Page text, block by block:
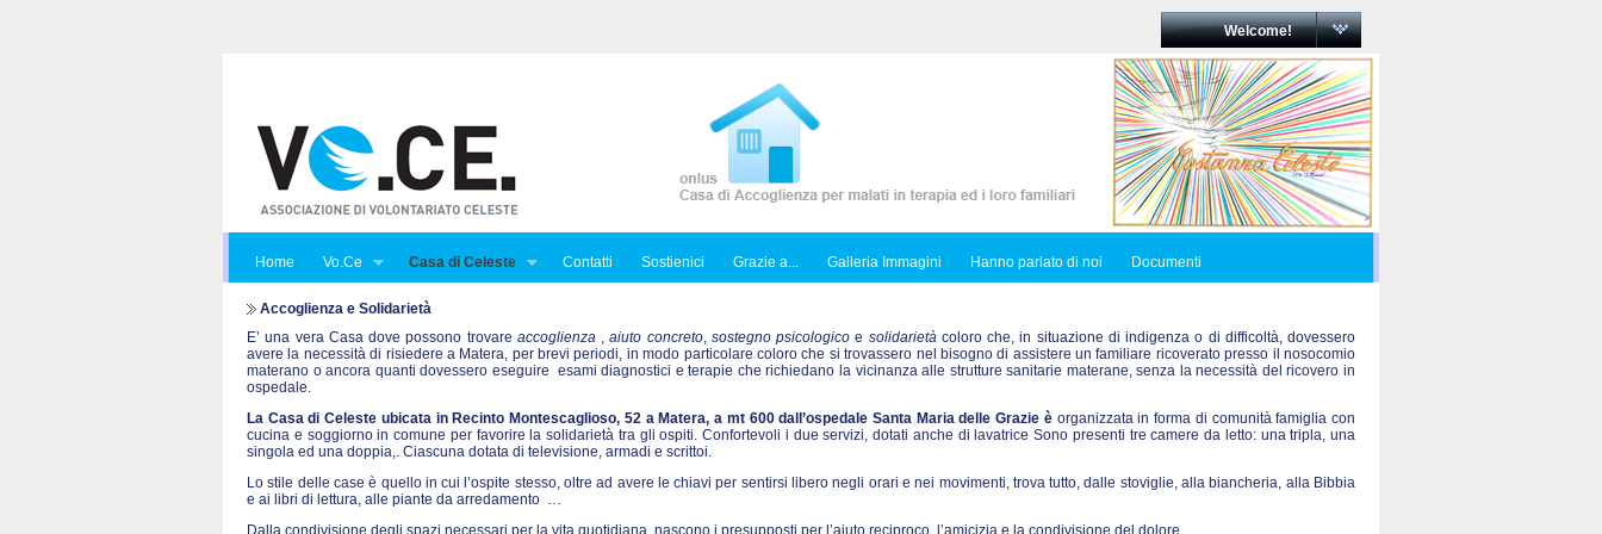
Welcome!
Home Vo.Ce Casa di Celeste Contatti Sostienici Grazie a... Galleria Immagini Hanno parlato di noi Documenti
Accoglienza e Solidarietà
E’ una vera Casa dove possono trovare accoglienza,aiuto concreto, sostegno psicologico e solidarietàcoloro che, in situazione di indigenza o di difficoltà, dovessero
avere la necessità di risiedere a Matera, per brevi periodi, in modo particolare coloro che si trovassero nel bisogno di assistere un familiare ricoverato presso il nosocomio
materano o ancora quanti dovessero eseguire esami diagnostici e terapie che richiedano la vicinanza alle strutture sanitarie materane, senza la necessità del ricovero in
ospedale.
La Casa di Celeste ubicata in Recinto Montescaglioso, 52 a Matera, a mt 600 dall’ospedale Santa Maria delle Grazie èorganizzata in forma di comunità famiglia con
cucina e soggiorno in comune per favorire la solidarietà tra gli ospiti. Confortevoli i due servizi, dotati anche di lavatrice Sono presenti tre camere da letto: una tripla, una
singola ed una doppia,. Ciascuna dotata di televisione, armadi e scrittoi.
Lo stile delle case è quello in cui l’ospite stesso, oltre ad avere le chiavi per sentirsi libero negli orari e nei movimenti, trova tutto, dalle stoviglie, alla biancheria, alla Bibbia
e ai libri di lettura, alle piante da arredamento …
Dalla condivisione degli spazi necessari per la vita quotidiana, nascono i presupposti per l’aiuto reciproco, l’amicizia e la condivisione del dolore.